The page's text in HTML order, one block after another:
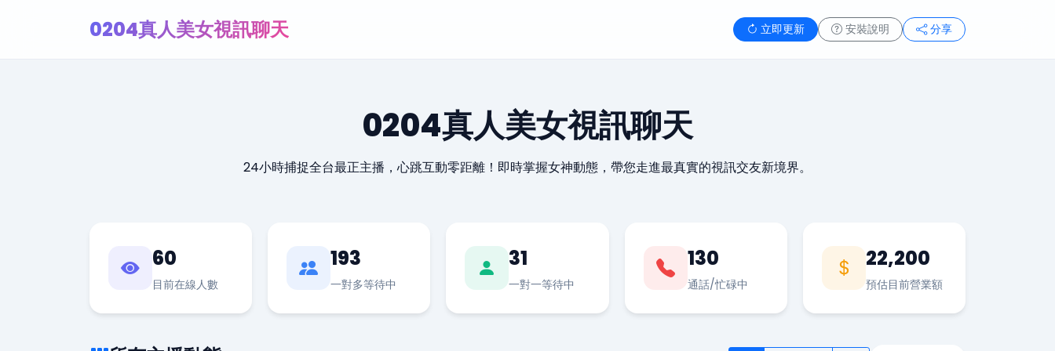
0204真人美女視訊聊天 立即更新 安裝說明 分享
0204真人美女視訊聊天
24小時捕捉全台最正主播，心跳互動零距離！即時掌握女神動態，帶您走進最真實的視訊交友新境界。
60
目前在線人數
193
一對多等待中
31
一對一等待中
130
通話/忙碌中
22,200
預估目前營業額